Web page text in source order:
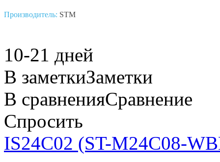
Производитель: STM
10-21 дней
В заметкиЗаметки
В сравненияСравнение
Спросить
IS24C02 (ST-M24C08-